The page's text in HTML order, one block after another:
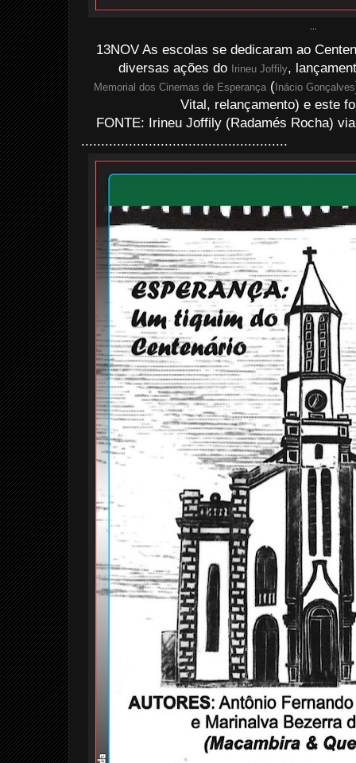
13NOV As escolas se dedicaram ao
diversas ações do
Irineu Joffily,
Memorial dos Cinemas de Esperança ( Inácio Gonçalves
Vital, relançamento) e este
FONTE: Irineu Joffily (Radamés Rocha)
....................................................